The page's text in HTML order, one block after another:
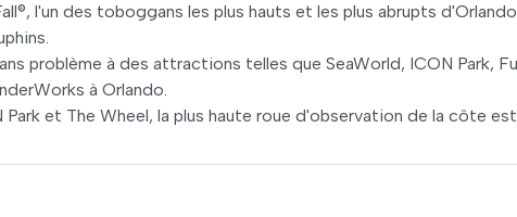
l'un des toboggans les plus hauts et les plus abrupts
problème à des attractions telles que SeaWorld, ICON Park,
à Orlando.
et The Wheel, la plus haute roue d'observation de la côte